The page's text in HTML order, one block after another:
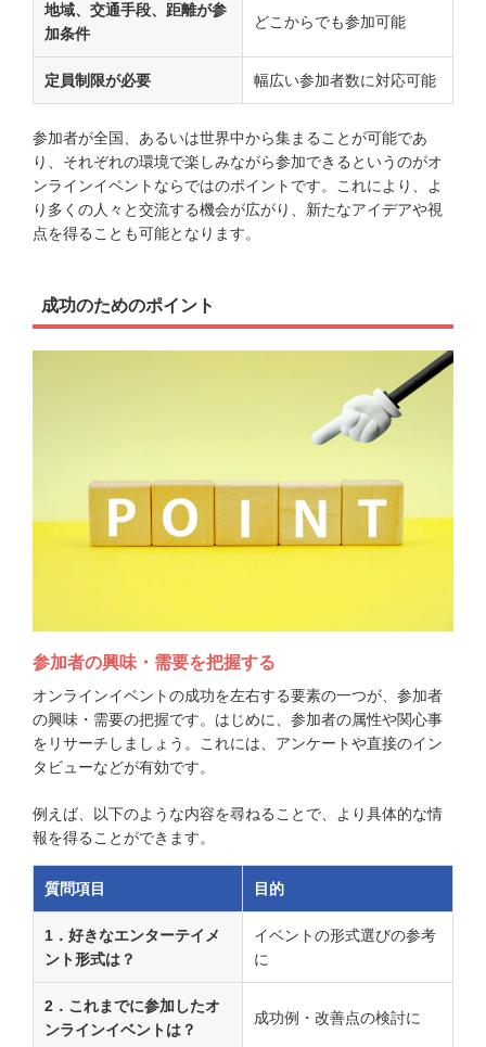
地域、交通手段、距離が参
加条件
どこからでも参加可能
定員制限が必要 幅広い参加者数に対応可能
参加者が全国、あるいは世界中から集まることが可能であ
り、それぞれの環境で楽しみながら参加できるというのがオ
ンラインイベントならではのポイントです。これにより、よ
り多くの人々と交流する機会が広がり、新たなアイデアや視
点を得ることも可能となります。
成功のためのポイント
参加者の興味・需要を把握する
オンラインイベントの成功を左右する要素の一つが、参加者
の興味・需要の把握です。はじめに、参加者の属性や関心事
をリサーチしましょう。これには、アンケートや直接のイン
タビューなどが有効です。
例えば、以下のような内容を尋ねることで、より具体的な情
報を得ることができます。
質問項目 目的
1．好きなエンターテイメ
ント形式は？
イベントの形式選びの参考
に
2．これまでに参加したオ
ンラインイベントは？
成功例・改善点の検討に